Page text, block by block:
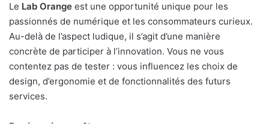
Le Lab Orange est une opportunité unique pour les
passionnés de numérique et les consommateurs curieux.
Au-delà de l’aspect ludique, il s’agit d’une manière
concrète de participer à l’innovation. Vous ne vous
contentez pas de tester : vous influencez les choix de
design, d’ergonomie et de fonctionnalités des futurs
services.